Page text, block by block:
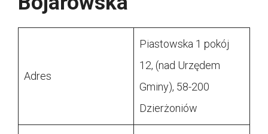
Adres
Piastowska 1 pokój
12, (nad Urzędem
Gminy), 58-200
Dzierżoniów